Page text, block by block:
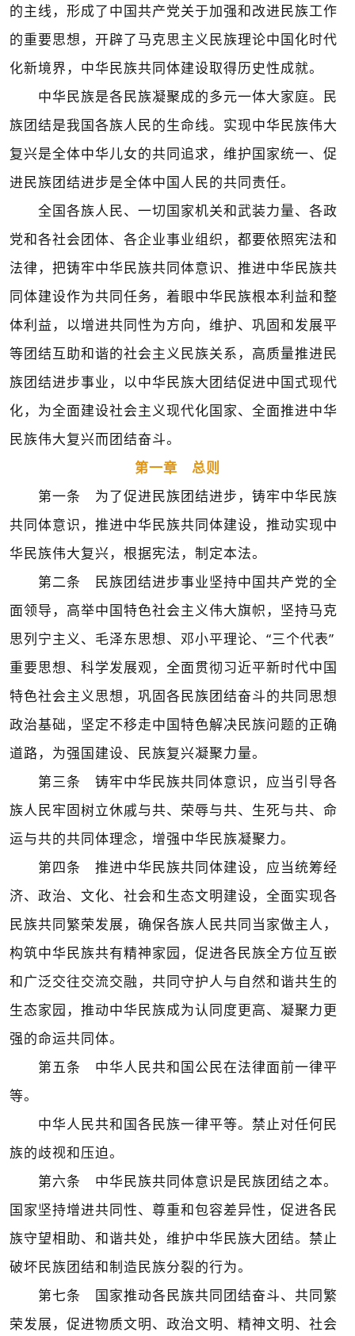
的主线，形成了中国共产党关于加强和改进民族工作
的重要思想，开辟了马克思主义民族理论中国化时代
化新境界，中华民族共同体建设取得历史性成就。
中华民族是各民族凝聚成的多元一体大家庭。民
族团结是我国各族人民的生命线。实现中华民族伟大
复兴是全体中华儿女的共同追求，维护国家统一、促
进民族团结进步是全体中国人民的共同责任。
全国各族人民、一切国家机关和武装力量、各政
党和各社会团体、各企业事业组织，都要依照宪法和
法律，把铸牢中华民族共同体意识、推进中华民族共
同体建设作为共同任务，着眼中华民族根本利益和整
体利益，以增进共同性为方向，维护、巩固和发展平
等团结互助和谐的社会主义民族关系，高质量推进民
族团结进步事业，以中华民族大团结促进中国式现代
化，为全面建设社会主义现代化国家、全面推进中华
民族伟大复兴而团结奋斗。
第一章 总则
第一条 为了促进民族团结进步，铸牢中华民族
共同体意识，推进中华民族共同体建设，推动实现中
华民族伟大复兴，根据宪法，制定本法。
第二条 民族团结进步事业坚持中国共产党的全
面领导，高举中国特色社会主义伟大旗帜，坚持马克
思列宁主义、毛泽东思想、邓小平理论、“三个代表”
重要思想、科学发展观，全面贯彻习近平新时代中国
特色社会主义思想，巩固各民族团结奋斗的共同思想
政治基础，坚定不移走中国特色解决民族问题的正确
道路，为强国建设、民族复兴凝聚力量。
第三条 铸牢中华民族共同体意识，应当引导各
族人民牢固树立休戚与共、荣辱与共、生死与共、命
运与共的共同体理念，增强中华民族凝聚力。
第四条 推进中华民族共同体建设，应当统筹经
济、政治、文化、社会和生态文明建设，全面实现各
民族共同繁荣发展，确保各族人民共同当家做主人，
构筑中华民族共有精神家园，促进各民族全方位互嵌
和广泛交往交流交融，共同守护人与自然和谐共生的
生态家园，推动中华民族成为认同度更高、凝聚力更
强的命运共同体。
第五条 中华人民共和国公民在法律面前一律平
等。
中华人民共和国各民族一律平等。禁止对任何民
族的歧视和压迫。
第六条 中华民族共同体意识是民族团结之本。
国家坚持增进共同性、尊重和包容差异性，促进各民
族守望相助、和谐共处，维护中华民族大团结。禁止
破坏民族团结和制造民族分裂的行为。
第七条 国家推动各民族共同团结奋斗、共同繁
荣发展，促进物质文明、政治文明、精神文明、社会